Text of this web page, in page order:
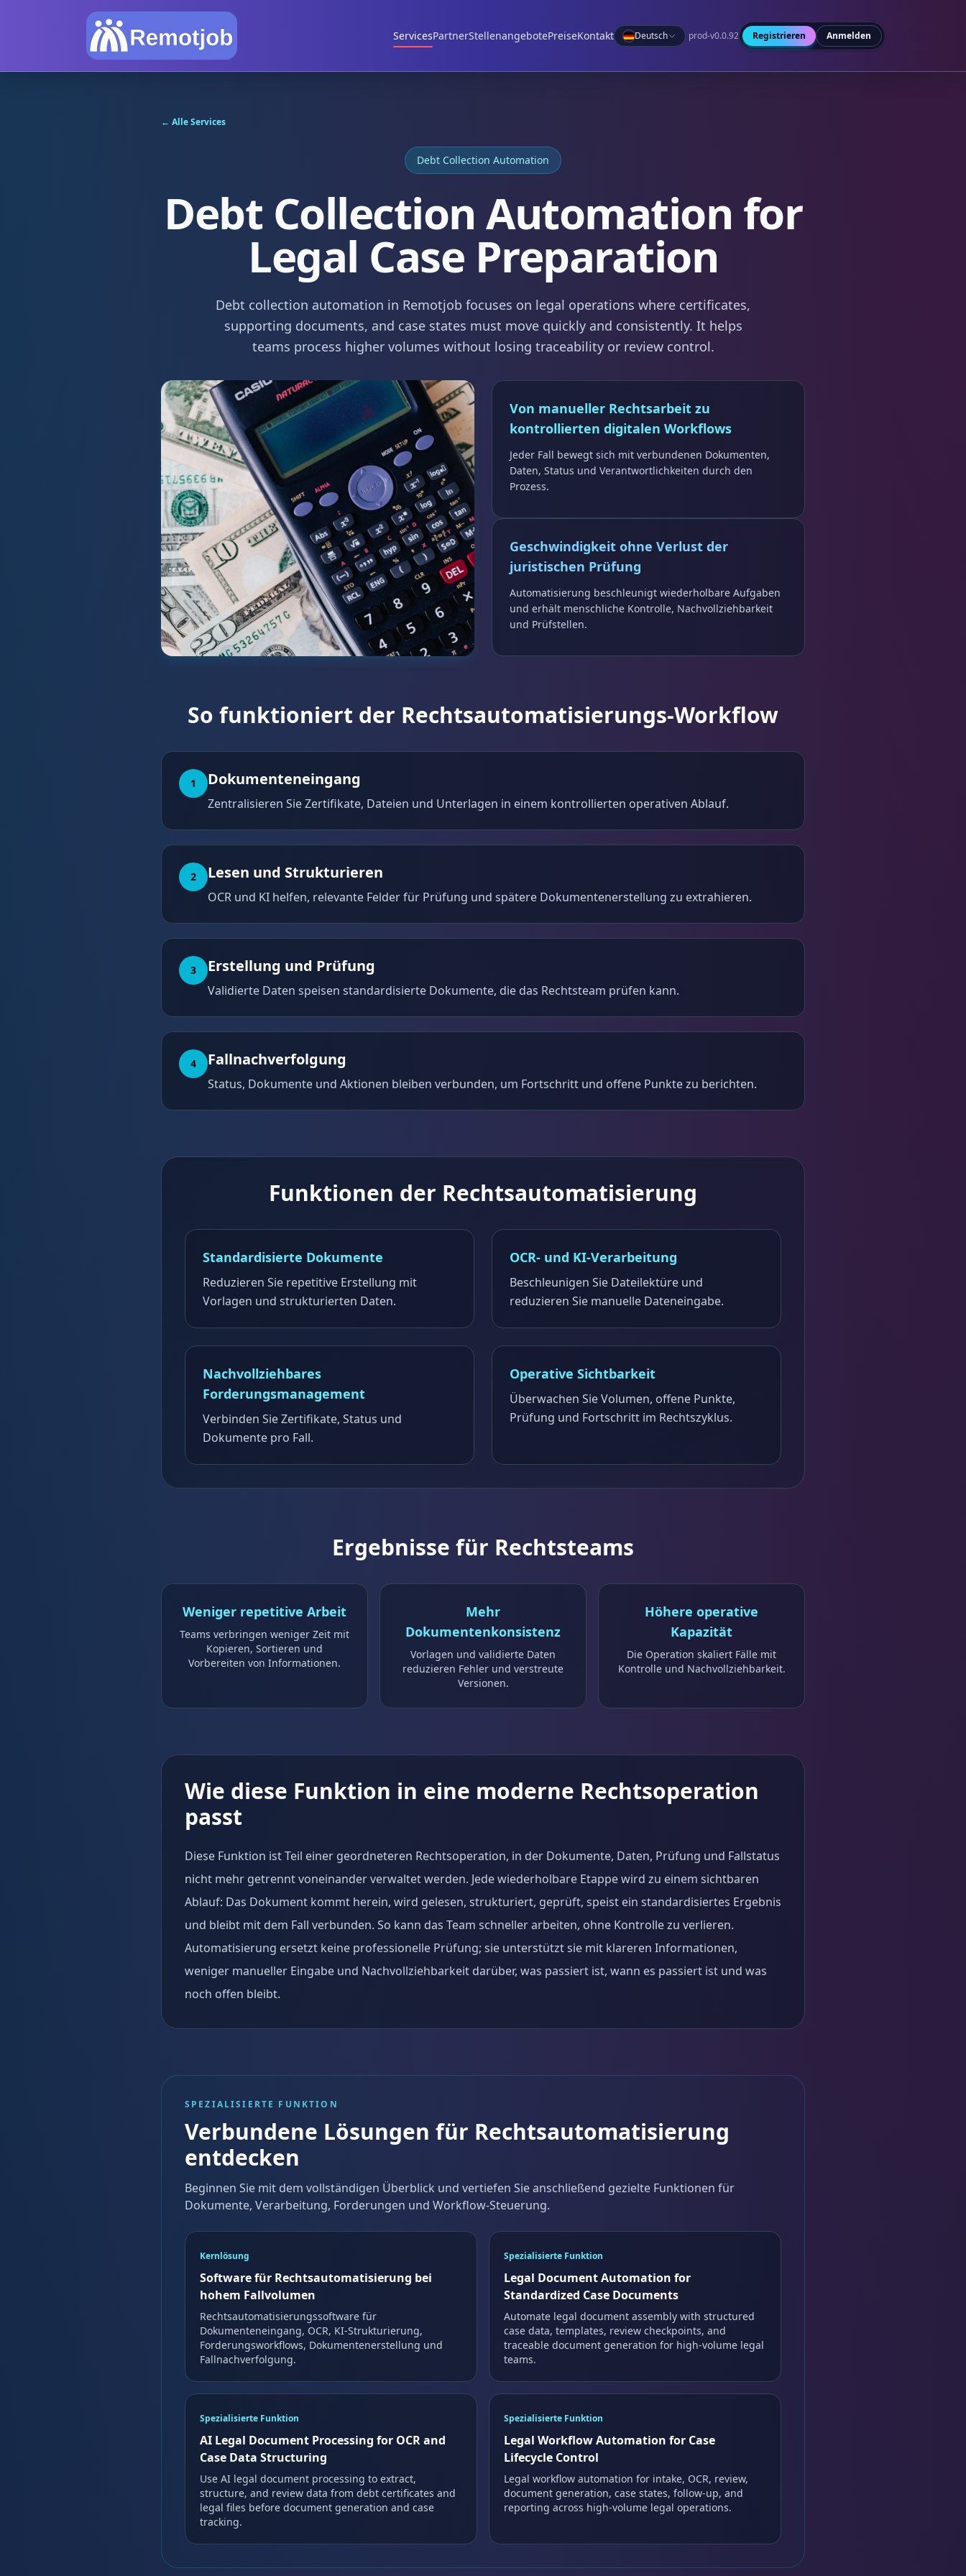
ServicesPartnerStellenangebotePreiseKontakt Deutsch prod-v0.0.92 Registrieren Anmelden
← Alle Services
Debt Collection Automation
Debt Collection Automation for
Legal Case Preparation
Debt collection automation in Remotjob focuses on legal operations where certificates,
supporting documents, and case states must move quickly and consistently. It helps
teams process higher volumes without losing traceability or review control.
Von manueller Rechtsarbeit zu
kontrollierten digitalen Workflows
Jeder Fall bewegt sich mit verbundenen Dokumenten,
Daten, Status und Verantwortlichkeiten durch den
Prozess.
Geschwindigkeit ohne Verlust der
juristischen Prüfung
Automatisierung beschleunigt wiederholbare Aufgaben
und erhält menschliche Kontrolle, Nachvollziehbarkeit
und Prüfstellen.
So funktioniert der Rechtsautomatisierungs-Workflow
1 Dokumenteneingang
Zentralisieren Sie Zertifikate, Dateien und Unterlagen in einem kontrollierten operativen Ablauf.
2 Lesen und Strukturieren
OCR und KI helfen, relevante Felder für Prüfung und spätere Dokumentenerstellung zu extrahieren.
3 Erstellung und Prüfung
Validierte Daten speisen standardisierte Dokumente, die das Rechtsteam prüfen kann.
4 Fallnachverfolgung
Status, Dokumente und Aktionen bleiben verbunden, um Fortschritt und offene Punkte zu berichten.
Funktionen der Rechtsautomatisierung
Standardisierte Dokumente
Reduzieren Sie repetitive Erstellung mit
Vorlagen und strukturierten Daten.
OCR- und KI-Verarbeitung
Beschleunigen Sie Dateilektüre und
reduzieren Sie manuelle Dateneingabe.
Nachvollziehbares
Forderungsmanagement
Verbinden Sie Zertifikate, Status und
Dokumente pro Fall.
Operative Sichtbarkeit
Überwachen Sie Volumen, offene Punkte,
Prüfung und Fortschritt im Rechtszyklus.
Ergebnisse für Rechtsteams
Weniger repetitive Arbeit
Teams verbringen weniger Zeit mit
Kopieren, Sortieren und
Vorbereiten von Informationen.
Mehr
Dokumentenkonsistenz
Vorlagen und validierte Daten
reduzieren Fehler und verstreute
Versionen.
Höhere operative
Kapazität
Die Operation skaliert Fälle mit
Kontrolle und Nachvollziehbarkeit.
Wie diese Funktion in eine moderne Rechtsoperation
passt
Diese Funktion ist Teil einer geordneteren Rechtsoperation, in der Dokumente, Daten, Prüfung und Fallstatus
nicht mehr getrennt voneinander verwaltet werden. Jede wiederholbare Etappe wird zu einem sichtbaren
Ablauf: Das Dokument kommt herein, wird gelesen, strukturiert, geprüft, speist ein standardisiertes Ergebnis
und bleibt mit dem Fall verbunden. So kann das Team schneller arbeiten, ohne Kontrolle zu verlieren.
Automatisierung ersetzt keine professionelle Prüfung; sie unterstützt sie mit klareren Informationen,
weniger manueller Eingabe und Nachvollziehbarkeit darüber, was passiert ist, wann es passiert ist und was
noch offen bleibt.
SPEZIALISIERTE FUNKTION
Verbundene Lösungen für Rechtsautomatisierung
entdecken
Beginnen Sie mit dem vollständigen Überblick und vertiefen Sie anschließend gezielte Funktionen für
Dokumente, Verarbeitung, Forderungen und Workflow-Steuerung.
Kernlösung
Software für Rechtsautomatisierung bei
hohem Fallvolumen
Rechtsautomatisierungssoftware für
Dokumenteneingang, OCR, KI-Strukturierung,
Forderungsworkflows, Dokumentenerstellung und
Fallnachverfolgung.
Spezialisierte Funktion
Legal Document Automation for
Standardized Case Documents
Automate legal document assembly with structured
case data, templates, review checkpoints, and
traceable document generation for high-volume legal
teams.
Spezialisierte Funktion
AI Legal Document Processing for OCR and
Case Data Structuring
Use AI legal document processing to extract,
structure, and review data from debt certificates and
legal files before document generation and case
tracking.
Spezialisierte Funktion
Legal Workflow Automation for Case
Lifecycle Control
Legal workflow automation for intake, OCR, review,
document generation, case states, follow-up, and
reporting across high-volume legal operations.